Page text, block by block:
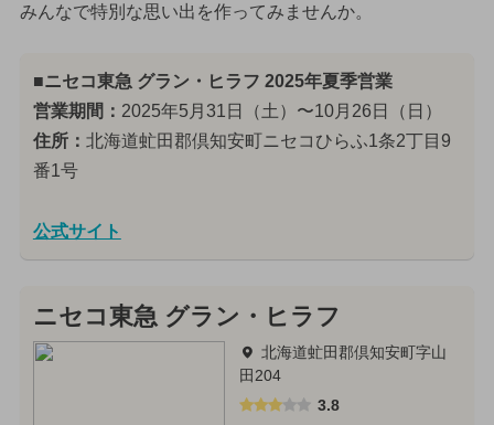
みんなで特別な思い出を作ってみませんか。
■ニセコ東急 グラン・ヒラフ 2025年夏季営業
営業期間： 2025年5月31日（土）〜10月26日（日）
住所： 北海道虻田郡倶知安町ニセコひらふ1条2丁目9
番1号
公式サイト
ニセコ東急 グラン・ヒラフ
北海道虻田郡倶知安町字山
田204
3.8